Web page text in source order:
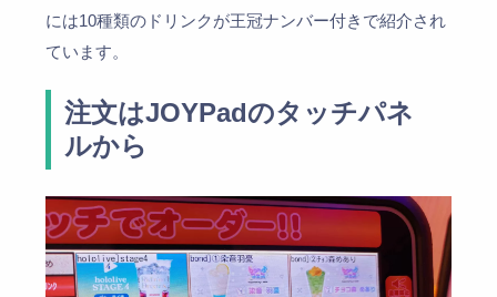
には10種類のドリンクが王冠ナンバー付きで紹介され
ています。
注文はJOYPadのタッチパネ
ルから